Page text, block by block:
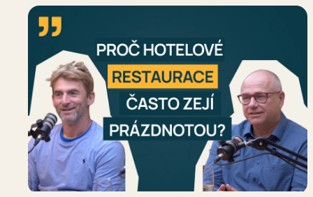
osobně
potkáme.